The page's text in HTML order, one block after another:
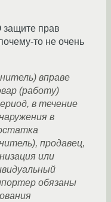
защите прав
то не очень
вправе
(работу)
в течение
в
продавец,
или
обязаны